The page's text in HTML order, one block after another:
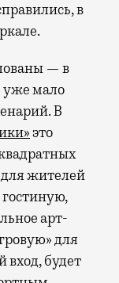
в
— в
уже мало
В
это
жителей
арт-
для
вход, будет